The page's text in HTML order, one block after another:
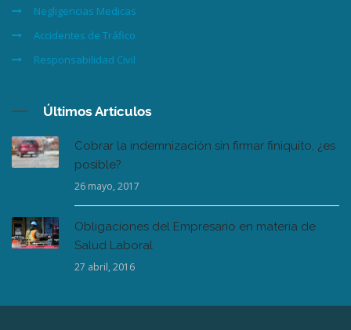
Negligencias Medicas
Accidentes de Tráfico
Responsabilidad Civil
Últimos Artículos
Cobrar la indemnización sin firmar finiquito, ¿es
posible?
26 mayo, 2017
Obligaciones del Empresario en materia de
Salud Laboral
27 abril, 2016